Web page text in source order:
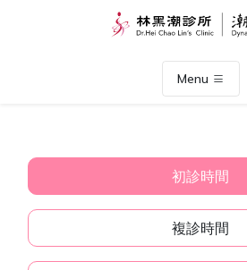
Menu
初診時間
複診時間